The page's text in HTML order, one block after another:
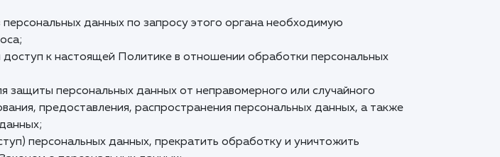
данных по запросу этого органа необходимую
к настоящей Политике в отношении обработки персональных
защиты персональных данных от неправомерного или случайного
предоставления, распространения персональных данных, а также
персональных данных, прекратить обработку и уничтожить